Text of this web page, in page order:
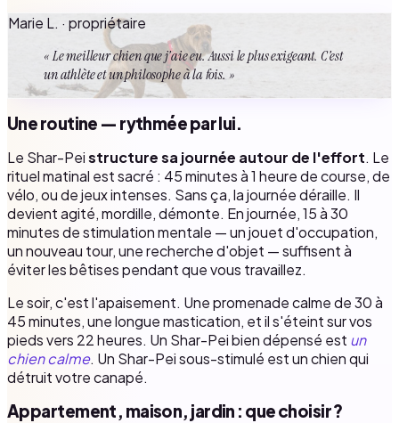
Marie L. · propriétaire
« Le meilleur chien que j'aie eu. Aussi le plus exigeant. C'est
un athlète et un philosophe à la fois. »
Une routine — rythmée par lui.
Le Shar-Peistructure sa journée autour de l'effort. Le
rituel matinal est sacré : 45 minutes à 1 heure de course, de
vélo, ou de jeux intenses. Sans ça, la journée déraille. Il
devient agité, mordille, démonte. En journée, 15 à 30
minutes de stimulation mentale — un jouet d'occupation,
un nouveau tour, une recherche d'objet — suffisent à
éviter les bêtises pendant que vous travaillez.
Le soir, c'est l'apaisement. Une promenade calme de 30 à
45 minutes, une longue mastication, et il s'éteint sur vos
pieds vers 22 heures. Un Shar-Pei bien dépensé est un
chien calme. Un Shar-Pei sous-stimulé est un chien qui
détruit votre canapé.
Appartement, maison, jardin : que choisir ?